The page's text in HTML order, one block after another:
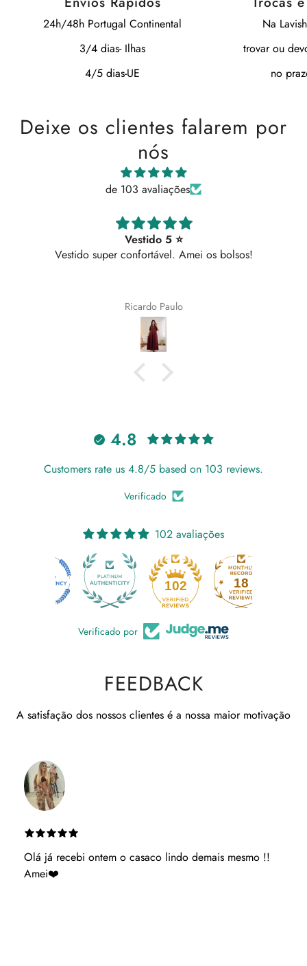
24h/48h Portugal Continental
3/4 dias- Ilhas
4/5 dias-UE
Na
trovar ou
no
Deixe os clientes falarem por
nós
de 103 avaliações
Vestido 5 ⭐
Vestido super confortável. Amei os bolsos!
Ricardo Paulo
4.8
Customers rate us 4.8/5 based on 103 reviews.
Verificado
102 avaliações
102 18
Verificado por
FEEDBACK
A satisfação dos nossos clientes é a nossa maior motivação
Es muito atenciosa ganhaste uma cliente podes ter
acerteza